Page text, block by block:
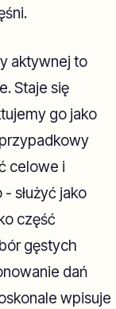
aktywnej to
Staje się
go jako
celowe i
służyć jako
część
gęstych
dań
wpisuje